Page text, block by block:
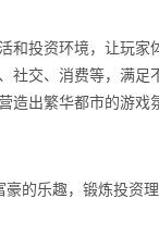
投资环境，让玩家
交、消费等，满足
出繁华都市的游戏
的乐趣，锻炼投资